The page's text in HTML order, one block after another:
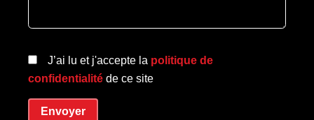
J’ai lu et j'accepte la politique de
confidentialité de ce site
Envoyer